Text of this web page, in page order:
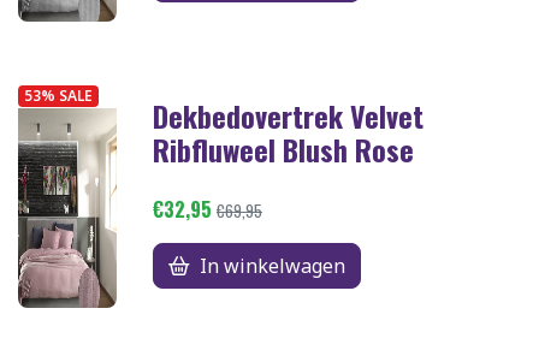
53% SALE Dekbedovertrek Velvet
Ribfluweel Blush Rose
€32,95 €69,95
In winkelwagen